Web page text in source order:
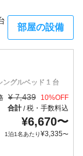
部屋の設備
ングルベッド 1 台
¥ 7,439 10%OFF
合計/税・手数料込
¥6,670〜
1泊1名あたり¥3,335〜